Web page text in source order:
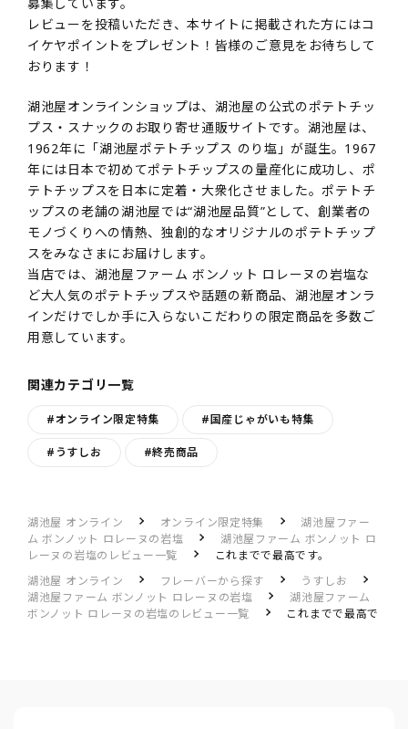
レビューを投稿いただき、本サイトに掲載された方にはコ
イケヤポイントをプレゼント！皆様のご意見をお待ちして
おります！
湖池屋オンラインショップは、湖池屋の公式のポテトチッ
プス・スナックのお取り寄せ通販サイトです。湖池屋は、
1962年に「湖池屋ポテトチップス のり塩」が誕生。1967
年には日本で初めてポテトチップスの量産化に成功し、ポ
テトチップスを日本に定着・大衆化させました。ポテトチ
ップスの老舗の湖池屋では“湖池屋品質”として、創業者の
モノづくりへの情熱、独創的なオリジナルのポテトチップ
スをみなさまにお届けします。
当店では、湖池屋ファーム ボンノット ロレーヌの岩塩な
ど大人気のポテトチップスや話題の新商品、湖池屋オンラ
インだけでしか手に入らないこだわりの限定商品を多数ご
用意しています。
関連カテゴリ一覧
#オンライン限定特集 #国産じゃがいも特集
#うすしお #終売商品
湖池屋 オンライン オンライン限定特集
湖池屋ファー
ム ボンノット ロレーヌの岩塩
湖池屋ファーム ボンノット ロ
レーヌの岩塩のレビュー一覧
これまでで最高です。
湖池屋 オンライン
フレーバーから探す
うすしお
湖池屋ファーム ボンノット ロレーヌの岩塩
湖池屋ファーム
ボンノット ロレーヌの岩塩のレビュー一覧
これまでで最高で